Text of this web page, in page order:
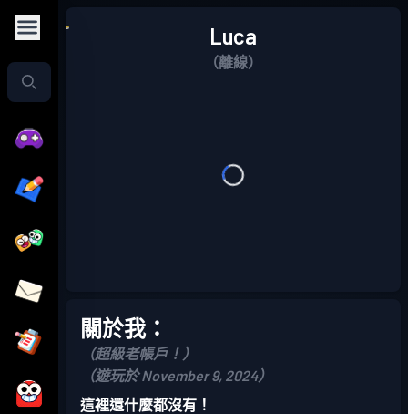
Luca
（離線）
關於我：
（超級老帳戶！）
（遊玩於 November 9, 2024）
這裡還什麼都沒有！